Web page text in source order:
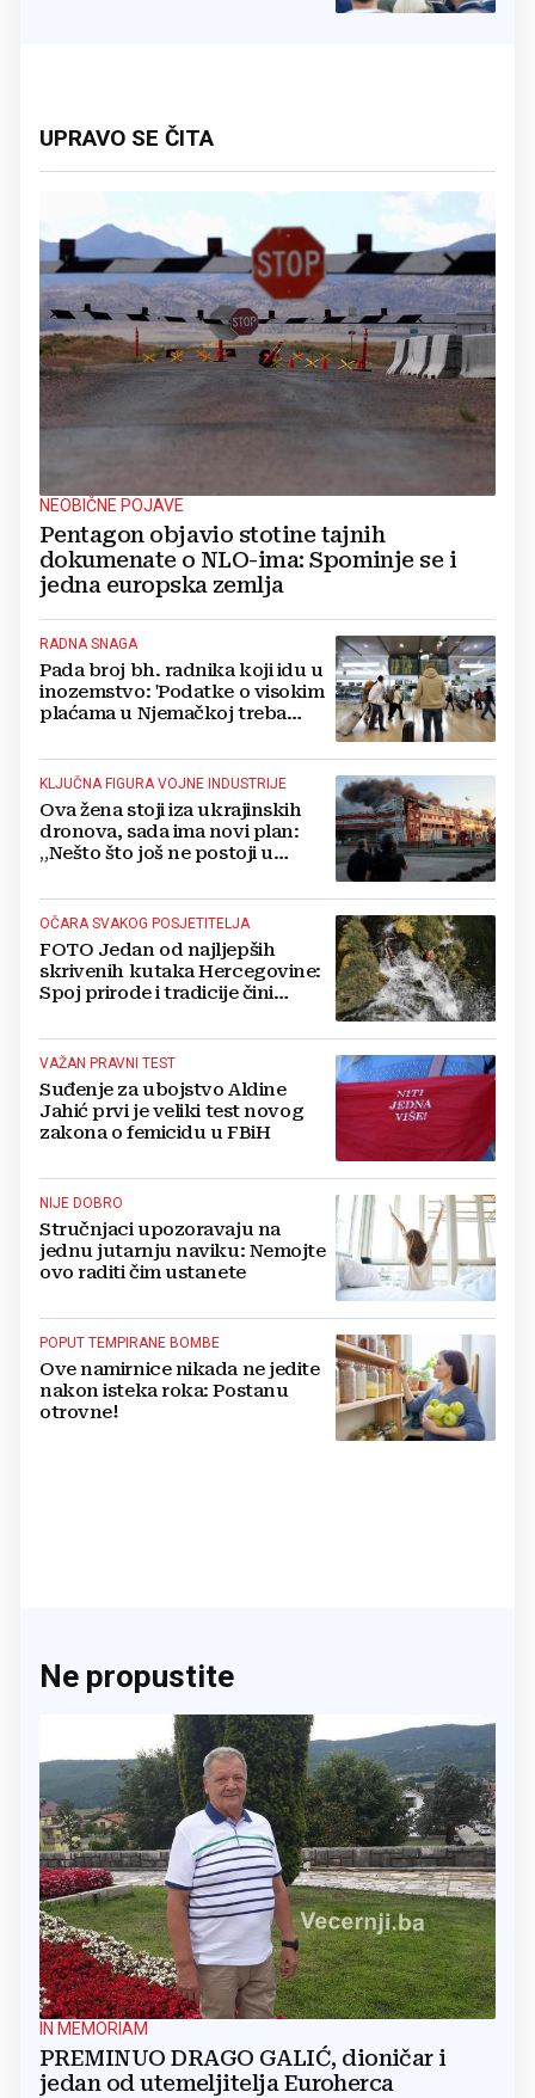
UPRAVO SE ČITA
NEOBIČNE POJAVE
Pentagon objavio stotine tajnih
dokumenate o NLO-ima: Spominje se i
jedna europska zemlja
RADNA SNAGA
Pada broj bh. radnika koji idu u
inozemstvo: 'Podatke o visokim
plaćama u Njemačkoj treba
KLJUČNA FIGURA VOJNE INDUSTRIJE
Ova žena stoji iza ukrajinskih
dronova, sada ima novi plan:
„Nešto što još ne postoji u
OČARA SVAKOG POSJETITELJA
FOTO Jedan od najljepših
skrivenih kutaka Hercegovine:
Spoj prirode i tradicije čini
destinacijom
VAŽAN PRAVNI TEST
Suđenje za ubojstvo Aldine
Jahić prvi je veliki test novog
zakona o femicidu u FBiH
NIJE DOBRO
Stručnjaci upozoravaju na
jednu jutarnju naviku: Nemojte
ovo raditi čim ustanete
POPUT TEMPIRANE BOMBE
Ove namirnice nikada ne jedite
nakon isteka roka: Postanu
otrovne!
Ne propustite
IN MEMORIAM
PREMINUO DRAGO GALIĆ, dioničar i
jedan od utemeljitelja Euroherca